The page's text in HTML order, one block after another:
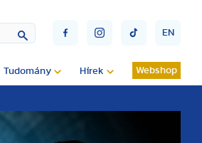
EN
Tudomány Hírek Webshop